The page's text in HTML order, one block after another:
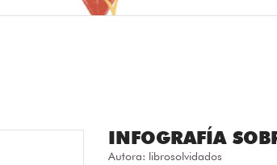
INFOGRAFÍA
Autora: librosolvidados